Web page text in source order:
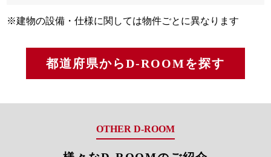
※建物の設備・仕様に関しては物件ごとに異なります
都道府県からD-ROOMを探す
OTHER D-ROOM